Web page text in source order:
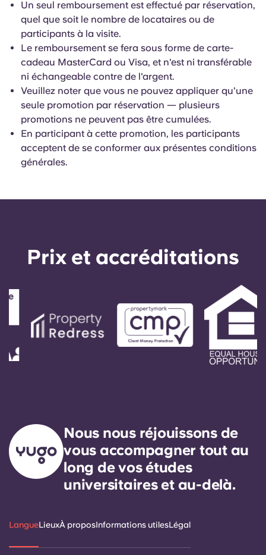
Portuguese
Un seul remboursement est effectué par réservation,
quel que soit le nombre de locataires ou de
participants à la visite.
Le remboursement se fera sous forme de carte-
cadeau MasterCard ou Visa, et n'est ni transférable
ni échangeable contre de l'argent.
Veuillez noter que vous ne pouvez appliquer qu'une
seule promotion par réservation — plusieurs
promotions ne peuvent pas être cumulées.
En participant à cette promotion, les participants
acceptent de se conformer aux présentes conditions
générales.
Prix ​​et accréditations
Nous nous réjouissons de
vous accompagner tout au
long de vos études
universitaires et au-delà.
LangueLieuxÀ proposInformations utilesLégal